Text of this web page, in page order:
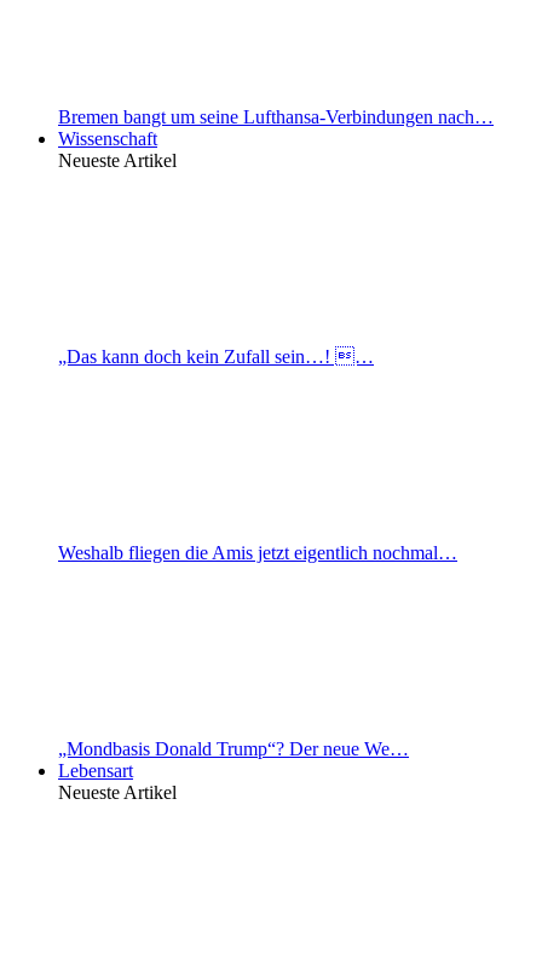
Bremen bangt um seine Lufthansa-Verbindungen nach…
Wissenschaft
Neueste Artikel
„Das kann doch kein Zufall sein…! …
Weshalb fliegen die Amis jetzt eigentlich nochmal…
„Mondbasis Donald Trump“? Der neue We…
Lebensart
Neueste Artikel